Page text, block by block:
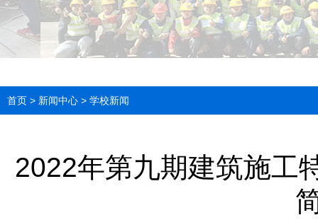
首页 > 新闻中心 > 学校新闻
2022年第九期建筑施工